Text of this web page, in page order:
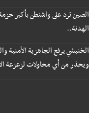
الصين ترد على واشنطن بأكبر
الهدنة..
الخنبشي يرفع الجاهزية
ويحذر من أي محاولات لزعزعة